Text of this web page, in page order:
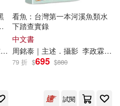
吉(4)
(2)
｜編寫．繪圖
看魚：台灣第一本河溪魚類水
下踏查實錄
中文書
周銘泰｜主述．攝影 李政霖｜
79 折 $695 $880
試閱